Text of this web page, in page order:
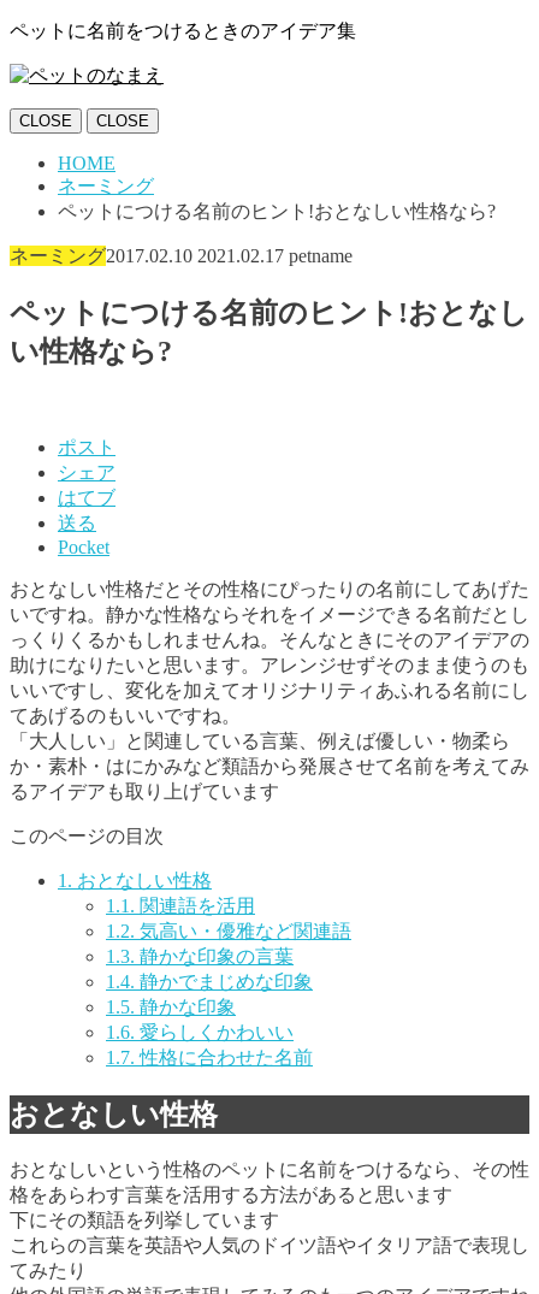
ペットに名前をつけるときのアイデア集
CLOSE CLOSE
HOME
ネーミング
ペットにつける名前のヒント!おとなしい性格なら?
ネーミング2017.02.10 2021.02.17 petname
ペットにつける名前のヒント!おとなし
い性格なら?
ポスト
シェア
はてブ
送る
Pocket
おとなしい性格だとその性格にぴったりの名前にしてあげた
いですね。静かな性格ならそれをイメージできる名前だとし
っくりくるかもしれませんね。そんなときにそのアイデアの
助けになりたいと思います。アレンジせずそのまま使うのも
いいですし、変化を加えてオリジナリティあふれる名前にし
てあげるのもいいですね。
「大人しい」と関連している言葉、例えば優しい・物柔ら
か・素朴・はにかみなど類語から発展させて名前を考えてみ
るアイデアも取り上げています
このページの目次
1. おとなしい性格
1.1. 関連語を活用
1.2. 気高い・優雅など関連語
1.3. 静かな印象の言葉
1.4. 静かでまじめな印象
1.5. 静かな印象
1.6. 愛らしくかわいい
1.7. 性格に合わせた名前
おとなしい性格
おとなしいという性格のペットに名前をつけるなら、その性
格をあらわす言葉を活用する方法があると思います
下にその類語を列挙しています
これらの言葉を英語や人気のドイツ語やイタリア語で表現し
てみたり